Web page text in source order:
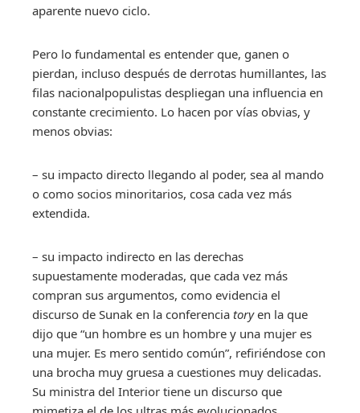
aparente nuevo ciclo.
Pero lo fundamental es entender que, ganen o
pierdan, incluso después de derrotas humillantes, las
filas nacionalpopulistas despliegan una influencia en
constante crecimiento. Lo hacen por vías obvias, y
menos obvias:
– su impacto directo llegando al poder, sea al mando
o como socios minoritarios, cosa cada vez más
extendida.
– su impacto indirecto en las derechas
supuestamente moderadas, que cada vez más
compran sus argumentos, como evidencia el
discurso de Sunak en la conferencia toryen la que
dijo que “un hombre es un hombre y una mujer es
una mujer. Es mero sentido común”, refiriéndose con
una brocha muy gruesa a cuestiones muy delicadas.
Su ministra del Interior tiene un discurso que